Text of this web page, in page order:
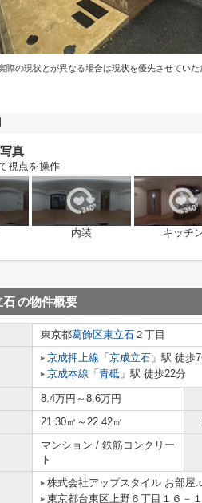
際の現状とが異なる場合は現状を優先させていた
真
視点を操作
内装 キッチ
石の物件概要
東京都葛飾区東立石 ２丁目
京成押上線 「 京成立石 」駅 徒歩
京成本線 「 青砥 」駅 徒歩22分
8.4万円～8.6万円
21.30㎡～22.42㎡
マンション / 鉄筋コンクリー
ト
株式会社アップスタイル お部屋
東京都台東区上野６丁目１６－